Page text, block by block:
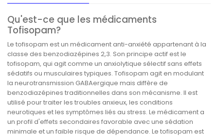
Qu'est-ce que les médicaments
Tofisopam?
Le tofisopam est un médicament anti-anxiété appartenant à la
classe des benzodiazépines 2,3. Son principe actif est le
tofisopam, qui agit comme un anxiolytique sélectif sans effets
sédatifs ou musculaires typiques. Tofisopam agit en modulant
la neurotransmission GABAergique mais diffère de
benzodiazépines traditionnelles dans son mécanisme. Il est
utilisé pour traiter les troubles anxieux, les conditions
neurotiques et les symptômes liés au stress. Le médicament a
un profil d'effets secondaires favorable avec une sédation
minimale et un faible risque de dépendance. Le tofisopam est